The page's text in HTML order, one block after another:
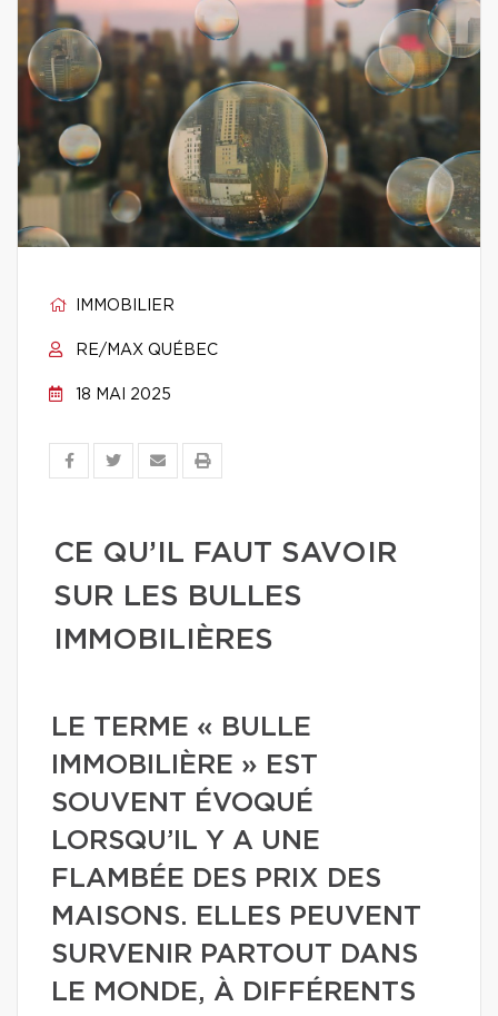
IMMOBILIER
RE/MAX QUÉBEC
18 MAI 2025
CE QU’IL FAUT SAVOIR
SUR LES BULLES
IMMOBILIÈRES
LE TERME « BULLE
IMMOBILIÈRE » EST
SOUVENT ÉVOQUÉ
LORSQU’IL Y A UNE
FLAMBÉE DES PRIX DES
MAISONS. ELLES PEUVENT
SURVENIR PARTOUT DANS
LE MONDE, À DIFFÉRENTS